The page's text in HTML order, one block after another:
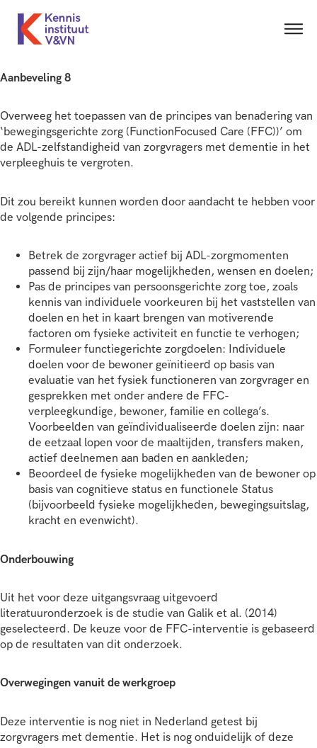
Aanbeveling 8
Overweeg het toepassen van de principes van benadering van
‘bewegingsgerichte zorg (FunctionFocused Care (FFC))’ om
de ADL-zelfstandigheid van zorgvragers met dementie in het
verpleeghuis te vergroten.
Dit zou bereikt kunnen worden door aandacht te hebben voor
de volgende principes:
Betrek de zorgvrager actief bij ADL-zorgmomenten
passend bij zijn/haar mogelijkheden, wensen en doelen;
Pas de principes van persoonsgerichte zorg toe, zoals
kennis van individuele voorkeuren bij het vaststellen van
doelen en het in kaart brengen van motiverende
factoren om fysieke activiteit en functie te verhogen;
Formuleer functiegerichte zorgdoelen: Individuele
doelen voor de bewoner geïnitieerd op basis van
evaluatie van het fysiek functioneren van zorgvrager en
gesprekken met onder andere de FFC-
verpleegkundige, bewoner, familie en collega’s.
Voorbeelden van geïndividualiseerde doelen zijn: naar
de eetzaal lopen voor de maaltijden, transfers maken,
actief deelnemen aan baden en aankleden;
Beoordeel de fysieke mogelijkheden van de bewoner op
basis van cognitieve status en functionele Status
(bijvoorbeeld fysieke mogelijkheden, bewegingsuitslag,
kracht en evenwicht).
Onderbouwing
Uit het voor deze uitgangsvraag uitgevoerd
literatuuronderzoek is de studie van Galik et al. (2014)
geselecteerd. De keuze voor de FFC-interventie is gebaseerd
op de resultaten van dit onderzoek.
Overwegingen vanuit de werkgroep
Deze interventie is nog niet in Nederland getest bij
zorgvragers met dementie. Het is nog onduidelijk of deze